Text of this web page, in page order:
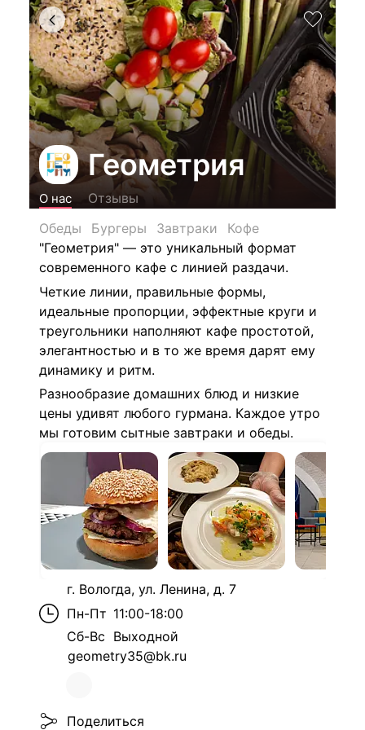
Геометрия
О нас
Отзывы
Обеды
Бургеры Завтраки
Кофе
"Геометрия" — это уникальный формат
современного кафе с линией раздачи.
Четкие линии, правильные формы,
идеальные пропорции, эффектные круги и
треугольники наполняют кафе простотой,
элегантностью и в то же время дарят ему
динамику и ритм.
Разнообразие домашних блюд и низкие
цены удивят любого гурмана. Каждое утро
мы готовим сытные завтраки и обеды.
г. Вологда, ул. Ленина, д. 7
Пн-Пт 11:00-18:00
Сб-Вс Выходной
geometry35@bk.ru
Поделиться